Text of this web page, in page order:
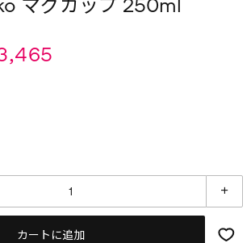
マグカップ 250ml
カートに追加